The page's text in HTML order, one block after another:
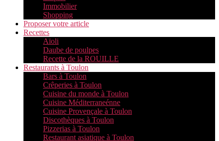
Immobilier
Shopping
Proposer votre article
Recettes
Aïoli
Daube de poulpes
Recette de la ROUILLE
Restaurants à Toulon
Bars à Toulon
Crêperies à Toulon
Cuisine du monde à Toulon
Cuisine Méditerraneénne
Cuisine Provençale à Toulon
Discothèques à Toulon
Pizzerias à Toulon
Restaurant asiatique à Toulon